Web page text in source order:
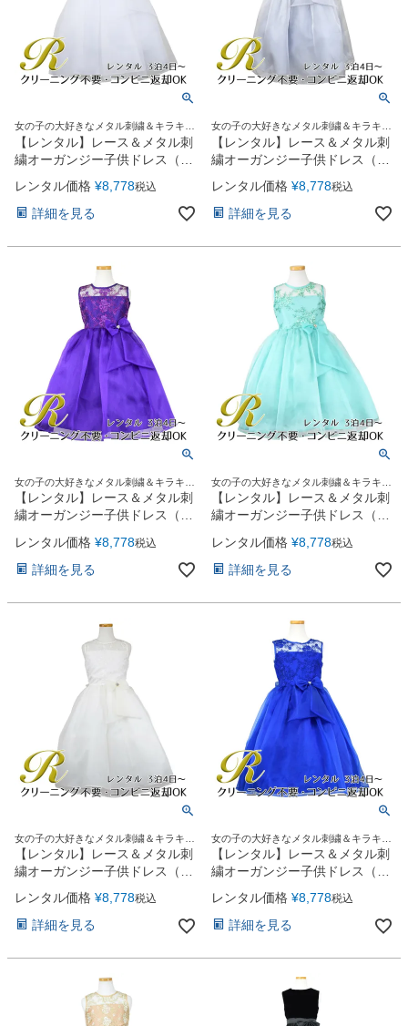
女の子の大好きなメタル刺繍＆キラキラ
オーガンジーリボンがポイント♪
【レンタル】レース＆メタル刺
繍オーガンジー子供ドレス（リ
ボンコサージュ付）(CC2461)
ホワイト
レンタル価格 ¥8,778税込
詳細を見る
女の子の大好きなメタル刺繍＆キラキラ
オーガンジーリボンがポイント♪
【レンタル】レース＆メタル刺
繍オーガンジー子供ドレス（リ
ボンコサージュ付）(CC2461)
シルバー
レンタル価格 ¥8,778税込
詳細を見る
女の子の大好きなメタル刺繍＆キラキラ
オーガンジーリボンがポイント♪
【レンタル】レース＆メタル刺
繍オーガンジー子供ドレス（リ
ボンコサージュ付）(CC2461)
パープル
レンタル価格 ¥8,778税込
詳細を見る
女の子の大好きなメタル刺繍＆キラキラ
オーガンジーリボンがポイント♪
【レンタル】レース＆メタル刺
繍オーガンジー子供ドレス（リ
ボンコサージュ付）(CC2461)
ミント
レンタル価格 ¥8,778税込
詳細を見る
女の子の大好きなメタル刺繍＆キラキラ
オーガンジーリボンがポイント♪
【レンタル】レース＆メタル刺
繍オーガンジー子供ドレス（リ
ボンコサージュ付）(CC2461)
アイボリー
レンタル価格 ¥8,778税込
詳細を見る
女の子の大好きなメタル刺繍＆キラキラ
オーガンジーリボンがポイント♪
【レンタル】レース＆メタル刺
繍オーガンジー子供ドレス（リ
ボンコサージュ付）(CC2461)
ロイヤルブルー
レンタル価格 ¥8,778税込
詳細を見る